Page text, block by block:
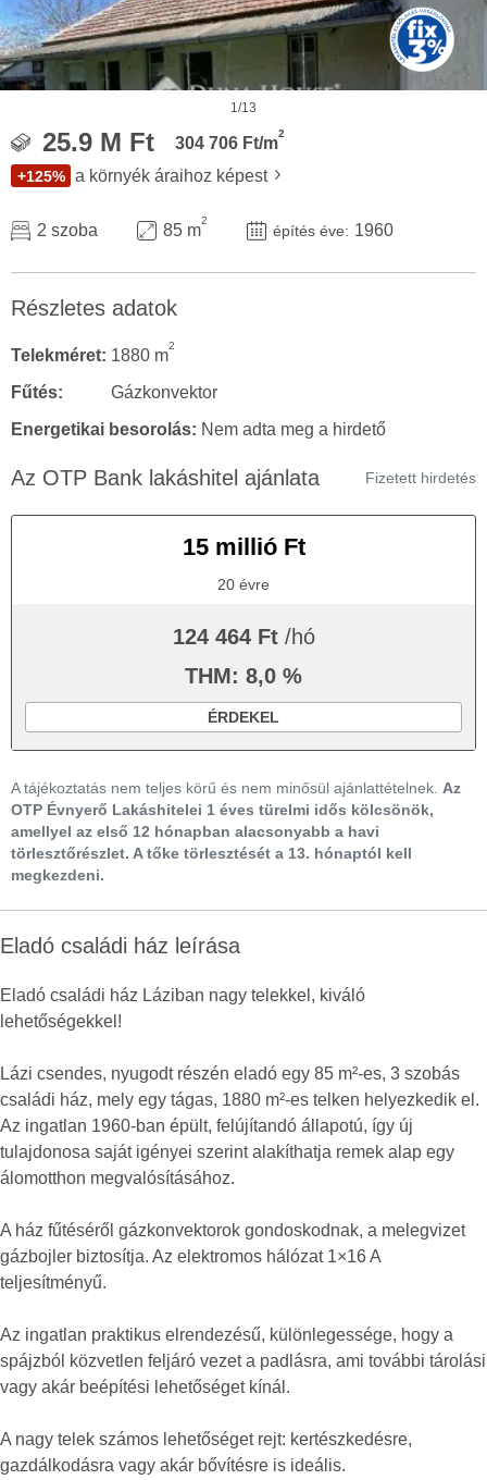
1/13
25.9 M Ft 304 706 Ft/m
2
+125% a környék áraihoz képest
2 szoba 85 m
2
építés éve: 1960
Részletes adatok
Telekméret: 1880 m
2
Fűtés:
Gázkonvektor
Energetikai besorolás: Nem adta meg a hirdető
Az OTP Bank lakáshitel ajánlata Fizetett hirdetés
15 millió Ft
20 évre
124 464 Ft /hó
THM: 8,0 %
ÉRDEKEL
A tájékoztatás nem teljes körű és nem minősül ajánlattételnek. Az
OTP Évnyerő Lakáshitelei 1 éves türelmi idős kölcsönök,
amellyel az első 12 hónapban alacsonyabb a havi
törlesztőrészlet. A tőke törlesztését a 13. hónaptól kell
megkezdeni.
Eladó családi ház leírása
Eladó családi ház Láziban nagy telekkel, kiváló
lehetőségekkel!
Lázi csendes, nyugodt részén eladó egy 85 m²-es, 3 szobás
családi ház, mely egy tágas, 1880 m²-es telken helyezkedik el.
Az ingatlan 1960-ban épült, felújítandó állapotú, így új
tulajdonosa saját igényei szerint alakíthatja remek alap egy
álomotthon megvalósításához.
A ház fűtéséről gázkonvektorok gondoskodnak, a melegvizet
gázbojler biztosítja. Az elektromos hálózat 1×16 A
teljesítményű.
Az ingatlan praktikus elrendezésű, különlegessége, hogy a
spájzból közvetlen feljáró vezet a padlásra, ami további tárolási
vagy akár beépítési lehetőséget kínál.
A nagy telek számos lehetőséget rejt: kertészkedésre,
gazdálkodásra vagy akár bővítésre is ideális.